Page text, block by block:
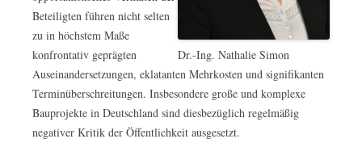
Dr.-Ing. Nathalie Simon
Beteiligten führen nicht selten
zu in höchstem Maße
konfrontativ geprägten
Auseinandersetzungen, eklatanten Mehrkosten und signifikanten
Terminüberschreitungen. Insbesondere große und komplexe
Bauprojekte in Deutschland sind diesbezüglich regelmäßig
negativer Kritik der Öffentlichkeit ausgesetzt.